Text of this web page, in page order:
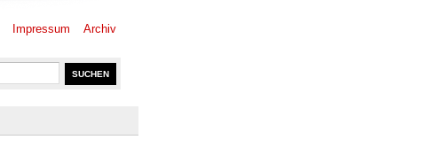
Impressum Archiv